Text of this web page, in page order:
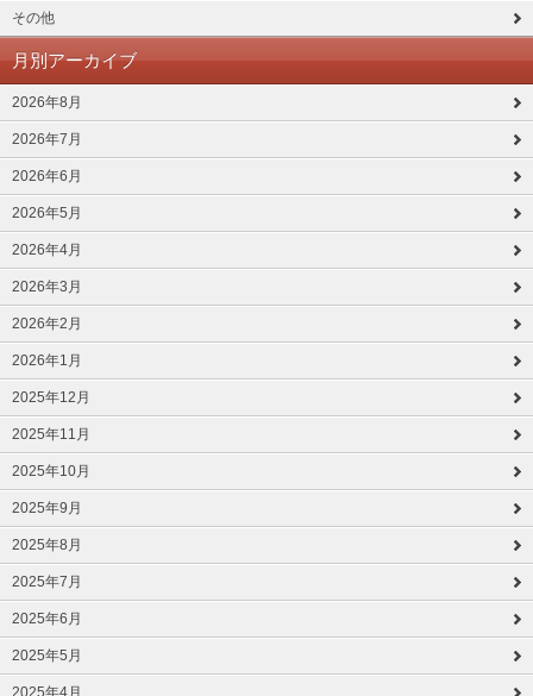
その他
月別アーカイブ
2026年8月
2026年7月
2026年6月
2026年5月
2026年4月
2026年3月
2026年2月
2026年1月
2025年12月
2025年11月
2025年10月
2025年9月
2025年8月
2025年7月
2025年6月
2025年5月
2025年4月